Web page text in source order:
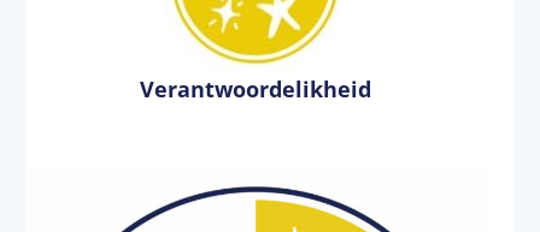
Verantwoordelikheid